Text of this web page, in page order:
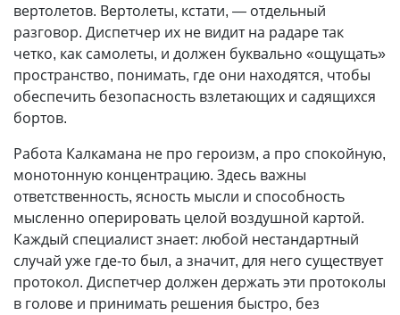
вертолетов. Вертолеты, кстати, — отдельный
разговор. Диспетчер их не видит на радаре так
четко, как самолеты, и должен буквально «ощущать»
пространство, понимать, где они находятся, чтобы
обеспечить безопасность взлетающих и садящихся
бортов.
Работа Калкамана не про героизм, а про спокойную,
монотонную концентрацию. Здесь важны
ответственность, ясность мысли и способность
мысленно оперировать целой воздушной картой.
Каждый специалист знает: любой нестандартный
случай уже где-то был, а значит, для него существует
протокол. Диспетчер должен держать эти протоколы
в голове и принимать решения быстро, без